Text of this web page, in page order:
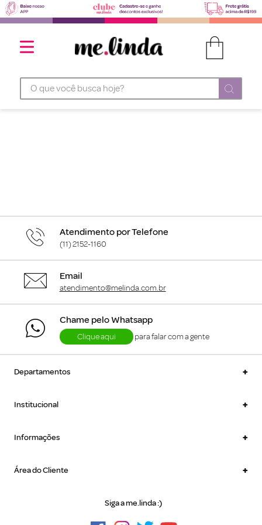
O que você busca hoje?
Atendimento por Telefone
(11) 2152-1160
Email
atendimento@melinda.com.br
Chame pelo Whatsapp
Clique aqui para falar com a gente
Departamentos +
Institucional +
Informações +
Área do Cliente +
Siga a me.linda :)